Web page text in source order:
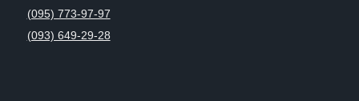
(095) 773-97-97
(093) 649-29-28